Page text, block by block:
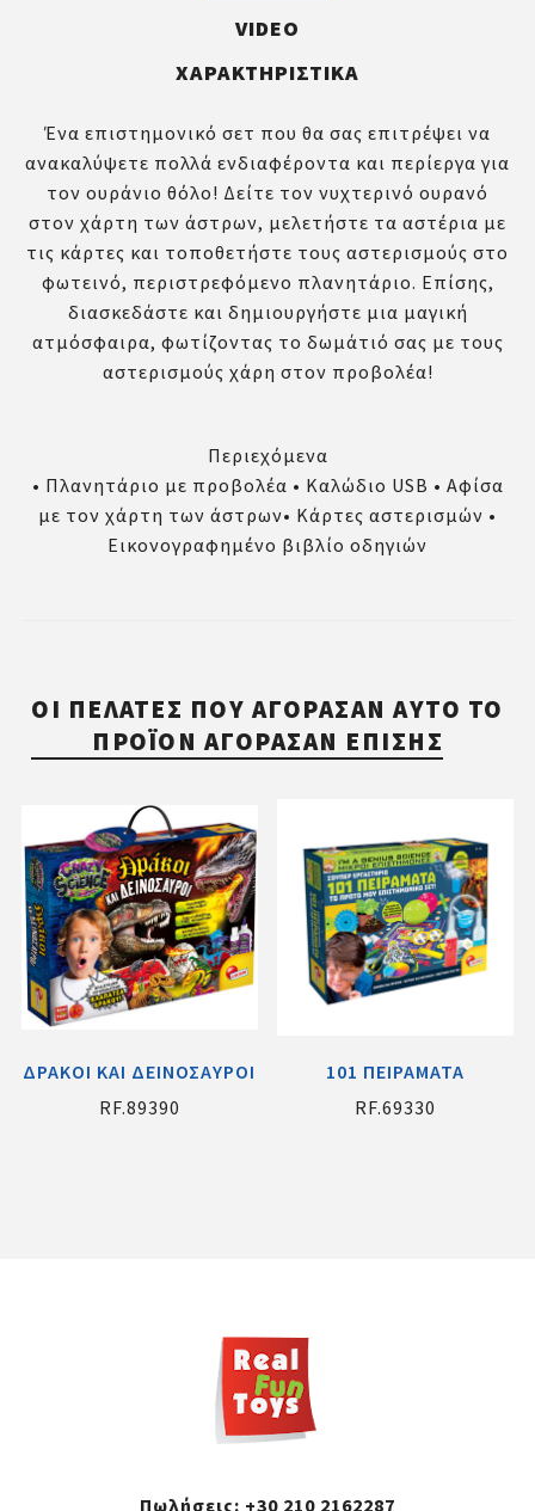
VIDEO
ΧΑΡΑΚΤΗΡΙΣΤΙΚΆ
Ένα επιστημονικό σετ που θα σας επιτρέψει να
ανακαλύψετε πολλά ενδιαφέροντα και περίεργα για
τον ουράνιο θόλο! Δείτε τον νυχτερινό ουρανό
στον χάρτη των άστρων, μελετήστε τα αστέρια με
τις κάρτες και τοποθετήστε τους αστερισμούς στο
φωτεινό, περιστρεφόμενο πλανητάριο. Επίσης,
διασκεδάστε και δημιουργήστε μια μαγική
ατμόσφαιρα, φωτίζοντας το δωμάτιό σας με τους
αστερισμούς χάρη στον προβολέα!
Περιεχόμενα
• Πλανητάριο με προβολέα • Καλώδιο USB • Αφίσα
με τον χάρτη των άστρων• Κάρτες αστερισμών •
Εικονογραφημένο βιβλίο οδηγιών
ΟΙ ΠΕΛΆΤΕΣ ΠΟΥ ΑΓΌΡΑΣΑΝ ΑΥΤΌ ΤΟ
ΠΡΟΪΌΝ ΑΓΌΡΑΣΑΝ ΕΠΊΣΗΣ
ΔΡΑΚΟΙ ΚΑΙ ΔΕΙΝΟΣΑΥΡΟΙ
RF.89390
101 ΠΕΙΡΑΜΑΤΑ
RF.69330
Πωλήσεις: +30 210 2162287